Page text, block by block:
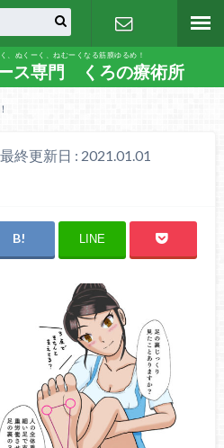
、ぬくーく、ねむーくなる筋膜ゆるめ！
ス専門 くろの療術所
お問い合わ
最終更新日 : 2021.01.01
LINE